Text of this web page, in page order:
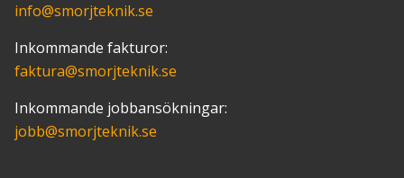
info@smorjteknik.se
Inkommande fakturor:
faktura@smorjteknik.se
Inkommande jobbansökningar:
jobb@smorjteknik.se